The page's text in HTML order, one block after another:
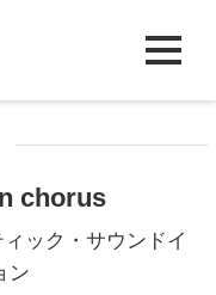
chorus
ック・サウンドイ
ン